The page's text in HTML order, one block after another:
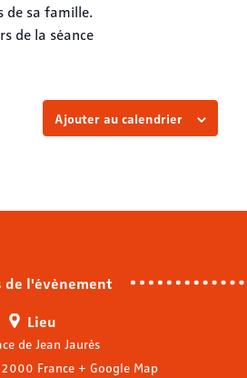
de sa famille.
de la séance
Ajouter au calendrier
de l'évènement
Lieu
de Jean Jaurès
France + Google Map